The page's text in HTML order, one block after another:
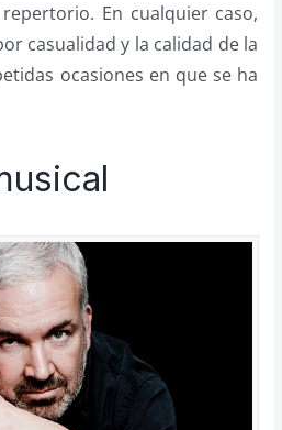
En cualquier caso,
casualidad y la calidad de la
ocasiones en que se ha